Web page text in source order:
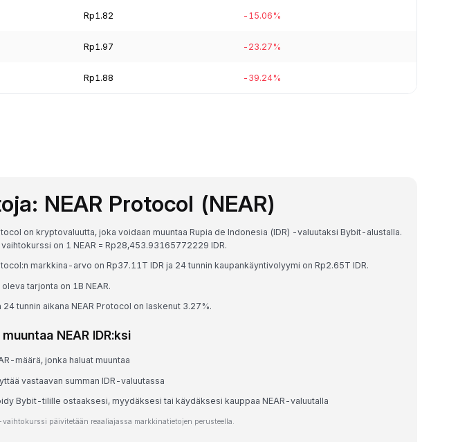
Rp1.82 -15.06%
Rp1.97 -23.27%
Rp1.88 -39.24%
NEAR Protocol (NEAR)
on kryptovaluutta, joka voidaan muuntaa Rupia de Indonesia (IDR) -valuutaksi Bybit-alustalla.
on 1 NEAR = Rp28,453.93165772229 IDR.
markkina-arvo on Rp37.11T IDR ja 24 tunnin kaupankäyntivolyymi on Rp2.65T IDR.
tarjonta on 1B NEAR.
24 tunnin aikana NEAR Protocol on laskenut 3.27%.
NEAR IDR:ksi
määrä, jonka haluat muuntaa
vastaavan summan IDR-valuutassa
Bybit-tilille ostaaksesi, myydäksesi tai käydäksesi kauppaa NEAR-valuutalla
vaihtokurssi päivitetään reaaliajassa markkinatietojen perusteella.